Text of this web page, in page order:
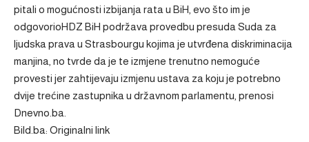
pitali o mogućnosti izbijanja rata u BiH, evo što im je
odgovorioHDZ BiH podržava provedbu presuda Suda za
ljudska prava u Strasbourgu kojima je utvrđena diskriminacija
manjina, no tvrde da je te izmjene trenutno nemoguće
provesti jer zahtijevaju izmjenu ustava za koju je potrebno
dvije trećine zastupnika u državnom parlamentu, prenosi
Dnevno.ba.
Bild.ba: Originalni link